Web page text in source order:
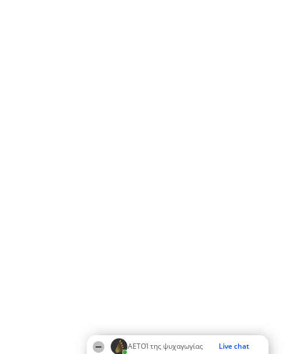
ΑΕΤΟΊ της ψυχαγωγίας Live chat